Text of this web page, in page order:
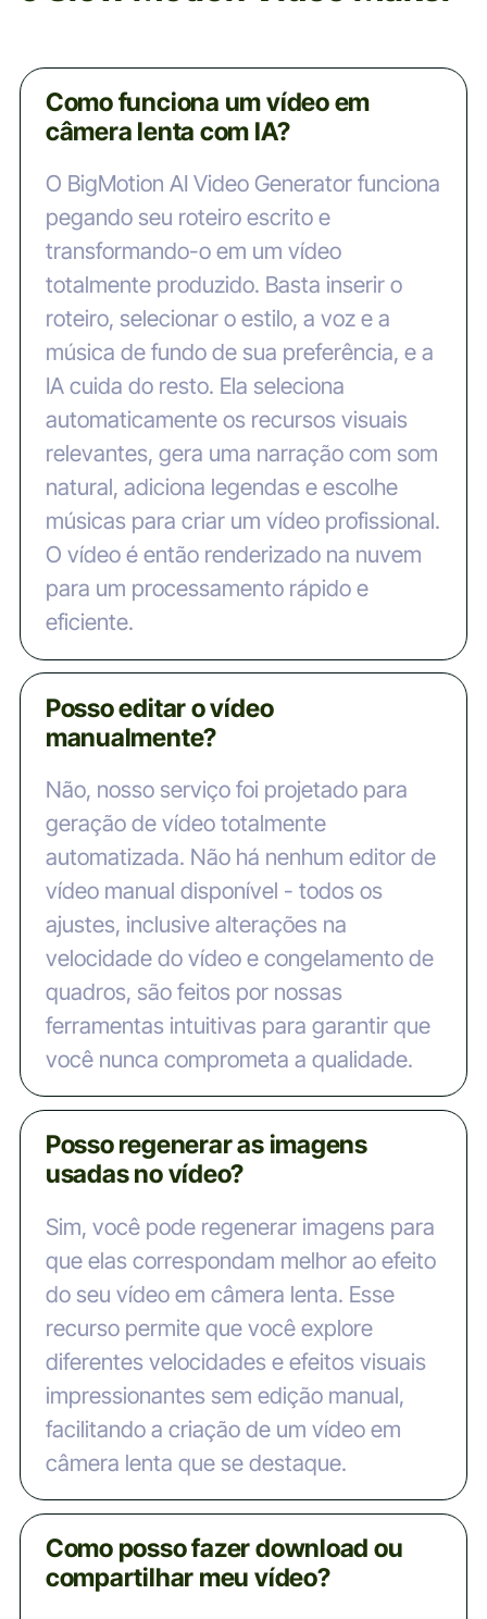
Como funciona um vídeo em
câmera lenta com IA?
O BigMotion AI Video Generator funciona
pegando seu roteiro escrito e
transformando-o em um vídeo
totalmente produzido. Basta inserir o
roteiro, selecionar o estilo, a voz e a
música de fundo de sua preferência, e a
IA cuida do resto. Ela seleciona
automaticamente os recursos visuais
relevantes, gera uma narração com som
natural, adiciona legendas e escolhe
músicas para criar um vídeo profissional.
O vídeo é então renderizado na nuvem
para um processamento rápido e
eficiente.
Posso editar o vídeo
manualmente?
Não, nosso serviço foi projetado para
geração de vídeo totalmente
automatizada. Não há nenhum editor de
vídeo manual disponível - todos os
ajustes, inclusive alterações na
velocidade do vídeo e congelamento de
quadros, são feitos por nossas
ferramentas intuitivas para garantir que
você nunca comprometa a qualidade.
Posso regenerar as imagens
usadas no vídeo?
Sim, você pode regenerar imagens para
que elas correspondam melhor ao efeito
do seu vídeo em câmera lenta. Esse
recurso permite que você explore
diferentes velocidades e efeitos visuais
impressionantes sem edição manual,
facilitando a criação de um vídeo em
câmera lenta que se destaque.
Como posso fazer download ou
compartilhar meu vídeo?